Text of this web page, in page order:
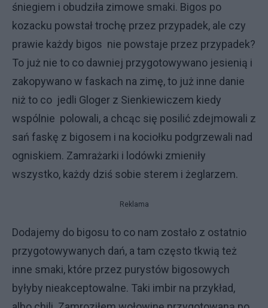
śniegiem i obudziła zimowe smaki. Bigos po
kozacku powstał trochę przez przypadek, ale czy
prawie każdy bigos nie powstaje przez przypadek?
To już nie to co dawniej przygotowywano jesienią i
zakopywano w faskach na zimę, to już inne danie
niż to co jedli Gloger z Sienkiewiczem kiedy
wspólnie polowali, a chcąc się posilić zdejmowali z
sań faskę z bigosem i na kociołku podgrzewali nad
ogniskiem. Zamrażarki i lodówki zmieniły
wszystko, każdy dziś sobie sterem i żeglarzem.
Reklama
Dodajemy do bigosu to co nam zostało z ostatnio
przygotowywanych dań, a tam często tkwią też
inne smaki, które przez purystów bigosowych
byłyby nieakceptowalne. Taki imbir na przykład,